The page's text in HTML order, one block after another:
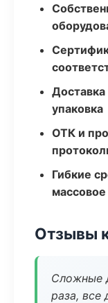
упаковка
ОТК и
Гибкие
Отзывы
Сложные
раза, все